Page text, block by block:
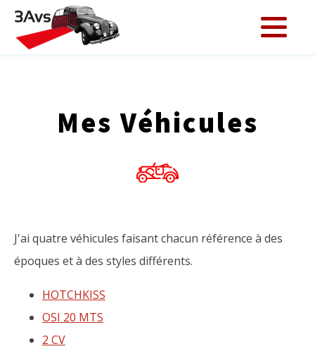
Mes Véhicules
J'ai quatre véhicules faisant chacun référence à des
époques et à des styles différents.
HOTCHKISS
OSI 20 MTS
2 CV